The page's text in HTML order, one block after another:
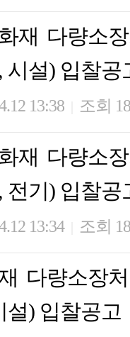
재 다량소
시설) 입찰공
13:38 조회
재 다량소
전기) 입찰공
13:34 조회
다량소장
) 입찰공고